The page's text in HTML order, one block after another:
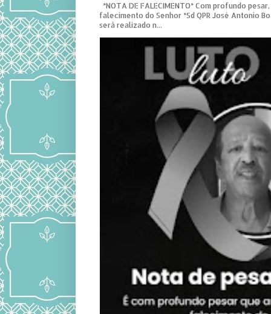
*NOTA DE FALECIMENTO* Com profundo
falecimento do Senhor *Sd QPR José Antonio
será realizado n...